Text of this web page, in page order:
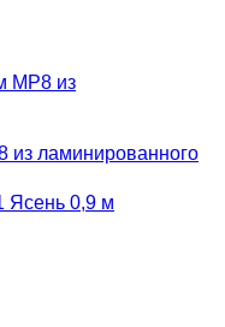
из ламинированного